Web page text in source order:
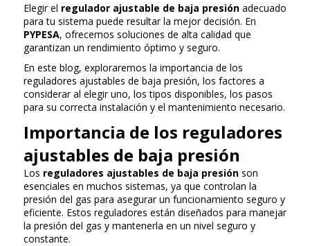
Elegir el regulador ajustable de baja presión adecuado
para tu sistema puede resultar la mejor decisión. En
PYPESA, ofrecemos soluciones de alta calidad que
garantizan un rendimiento óptimo y seguro.
En este blog, exploraremos la importancia de los
reguladores ajustables de baja presión, los factores a
considerar al elegir uno, los tipos disponibles, los pasos
para su correcta instalación y el mantenimiento necesario.
Importancia de los reguladores
ajustables de baja presión
Los reguladores ajustables de baja presión son
esenciales en muchos sistemas, ya que controlan la
presión del gas para asegurar un funcionamiento seguro y
eficiente. Estos reguladores están diseñados para manejar
la presión del gas y mantenerla en un nivel seguro y
constante.